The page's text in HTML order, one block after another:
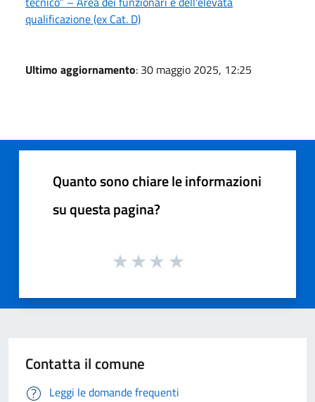
qualificazione (ex Cat. D)
Ultimo aggiornamento: 30 maggio 2025, 12:25
Quanto sono chiare le informazioni
su questa pagina?
Contatta il comune
Leggi le domande frequenti